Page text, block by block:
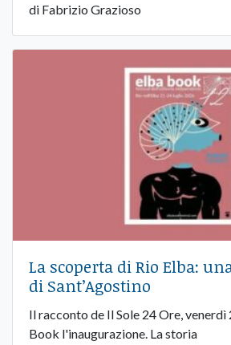
di Fabrizio Grazioso
La scoperta di Rio Elba:
di Sant’Agostino
Il racconto de Il Sole 24 Ore, venerdì
Book l'inaugurazione. La storia